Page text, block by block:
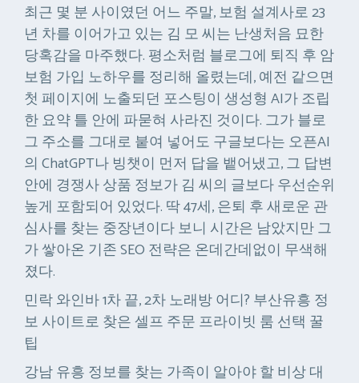
최근 몇 분 사이였던 어느 주말, 보험 설계사로 23
년 차를 이어가고 있는 김 모 씨는 난생처음 묘한
당혹감을 마주했다. 평소처럼 블로그에 퇴직 후 암
보험 가입 노하우를 정리해 올렸는데, 예전 같으면
첫 페이지에 노출되던 포스팅이 생성형 AI가 조립
한 요약 틀 안에 파묻혀 사라진 것이다. 그가 블로
그 주소를 그대로 붙여 넣어도 구글보다는 오픈AI
의 ChatGPT나 빙챗이 먼저 답을 뱉어냈고, 그 답변
안에 경쟁사 상품 정보가 김 씨의 글보다 우선순위
높게 포함되어 있었다. 딱 47세, 은퇴 후 새로운 관
심사를 찾는 중장년이다 보니 시간은 남았지만 그
가 쌓아온 기존 SEO 전략은 온데간데없이 무색해
졌다.
민락 와인바 1차 끝, 2차 노래방 어디? 부산유흥 정
보 사이트로 찾은 셀프 주문 프라이빗 룸 선택 꿀
팁
강남 유흥 정보를 찾는 가족이 알아야 할 비상 대